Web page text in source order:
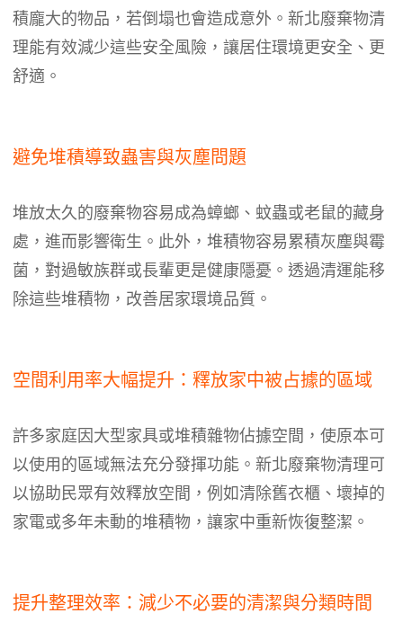
積龐大的物品，若倒塌也會造成意外。新北廢棄物清
理能有效減少這些安全風險，讓居住環境更安全、更
舒適。
避免堆積導致蟲害與灰塵問題
堆放太久的廢棄物容易成為蟑螂、蚊蟲或老鼠的藏身
處，進而影響衛生。此外，堆積物容易累積灰塵與霉
菌，對過敏族群或長輩更是健康隱憂。透過清運能移
除這些堆積物，改善居家環境品質。
空間利用率大幅提升：釋放家中被占據的區域
許多家庭因大型家具或堆積雜物佔據空間，使原本可
以使用的區域無法充分發揮功能。新北廢棄物清理可
以協助民眾有效釋放空間，例如清除舊衣櫃、壞掉的
家電或多年未動的堆積物，讓家中重新恢復整潔。
提升整理效率：減少不必要的清潔與分類時間